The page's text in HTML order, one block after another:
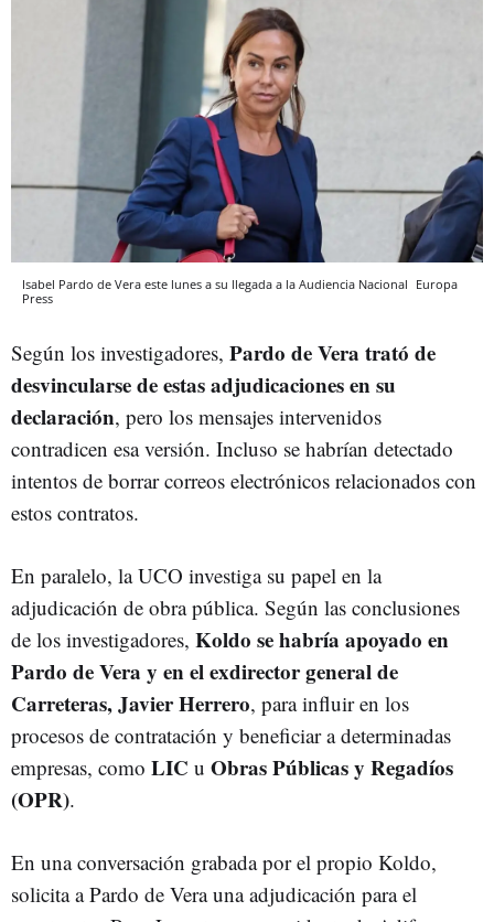
Isabel Pardo de Vera este lunes a su llegada a la Audiencia Nacional Europa
Press
Según los investigadores, Pardo de Vera trató de
desvincularse de estas adjudicaciones en su
declaración, pero los mensajes intervenidos
contradicen esa versión. Incluso se habrían detectado
intentos de borrar correos electrónicos relacionados con
estos contratos.
En paralelo, la UCO investiga su papel en la
adjudicación de obra pública. Según las conclusiones
de los investigadores, Koldo se habría apoyado en
Pardo de Vera y en el exdirector general de
Carreteras, Javier Herrero, para influir en los
procesos de contratación y beneficiar a determinadas
empresas, como LIC u Obras Públicas y Regadíos
(OPR).
En una conversación grabada por el propio Koldo,
solicita a Pardo de Vera una adjudicación para el